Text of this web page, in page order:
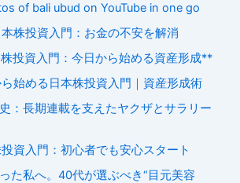
of bali ubud on YouTube in one go
株投資入門：お金の不安を解消
投資入門：今日から始める資産形成**
始める日本株投資入門｜資産形成術
：長期連載を支えたヤクザとサラリー
資入門：初心者でも安心スタート
た私へ。40代が選ぶべき“目元美容